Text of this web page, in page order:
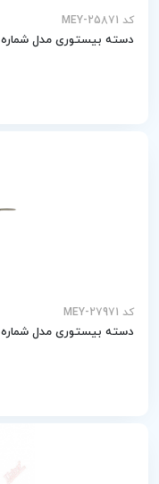
کد MEY-25871
دسته بیستوری مدل شماره ۸
کد MEY-27971
دسته بیستوری مدل شماره 3 و 4